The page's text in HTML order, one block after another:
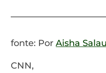
fonte: PorAisha
CNN,